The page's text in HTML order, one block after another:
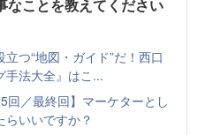
なことを教えてください
つ“地図・ガイド”だ！西口
手法大全』はこ...
回／最終回】マーケターとし
らいいですか？